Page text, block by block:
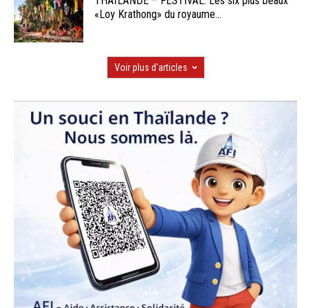
«Loy Krathong» du royaume...
Voir plus d'articles